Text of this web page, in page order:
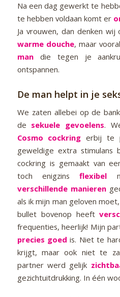
Na een dag gewerkt te
te hebben voldaan komt er
Ja vrouwen, dan denken wij
warme douche, maar
mandie tegen je
ontspannen.
De man helpt in je
We zaten allebei op de
de sekuele gevoelens.
Cosmo cockring erbij te
geweldige extra stimulans
cockring is gemaakt van
toch enigzinsflexibel
verschillende manieren
als ik mijn man geloven
bullet bovenop heeft
frequenties, heerlijk! Mijn
precies goed is. Niet te
krijgt, maar ook niet te
partner werd gelijk
gezichtuitdrukking. In één